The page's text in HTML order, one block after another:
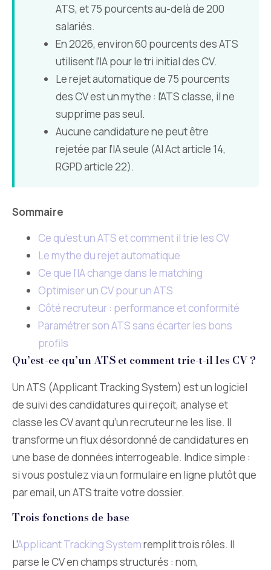
ATS, et 75 pourcents au-delà de 200
salariés.
En 2026, environ 60 pourcents des ATS
utilisent l’IA pour le tri initial des CV.
Le rejet automatique de 75 pourcents
des CV est un mythe : l’ATS classe, il ne
supprime pas seul.
Aucune candidature ne peut être
rejetée par l’IA seule (AI Act article 14,
RGPD article 22).
Sommaire
Ce qu’est un ATS et comment il trie les CV
Le mythe du rejet automatique
Ce que l’IA change dans le matching
Optimiser un CV pour un ATS
Côté recruteur : performance et conformité
Paramétrer son ATS sans écarter les bons
profils
Qu’est-ce qu’un ATS et comment trie-t-il les CV ?
Un ATS (Applicant Tracking System) est un logiciel
de suivi des candidatures qui reçoit, analyse et
classe les CV avant qu’un recruteur ne les lise. Il
transforme un flux désordonné de candidatures en
une base de données interrogeable. Indice simple :
si vous postulez via un formulaire en ligne plutôt que
par email, un ATS traite votre dossier.
Trois fonctions de base
L’Applicant Tracking Systemremplit trois rôles. Il
parse le CV en champs structurés : nom,